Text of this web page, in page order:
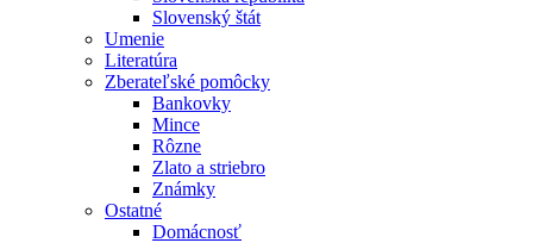
Slovenský štát
Umenie
Literatúra
Zberateľské pomôcky
Bankovky
Mince
Rôzne
Zlato a striebro
Známky
Ostatné
Domácnosť